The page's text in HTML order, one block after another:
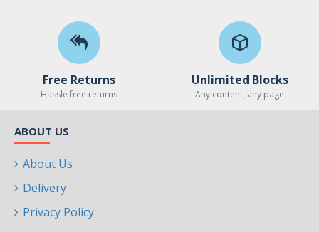
Free Returns
Hassle free returns
Unlimited Blocks
Any content, any page
ABOUT US
About Us
Delivery
Privacy Policy